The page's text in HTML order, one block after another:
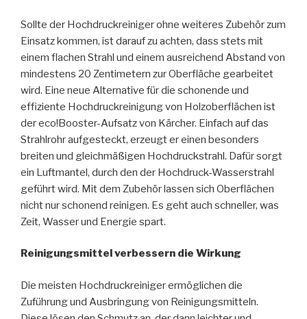
Sollte der Hochdruckreiniger ohne weiteres Zubehör zum
Einsatz kommen, ist darauf zu achten, dass stets mit
einem flachen Strahl und einem ausreichend Abstand von
mindestens 20 Zentimetern zur Oberfläche gearbeitet
wird. Eine neue Alternative für die schonende und
effiziente Hochdruckreinigung von Holzoberflächen ist
der eco!Booster-Aufsatz von Kärcher. Einfach auf das
Strahlrohr aufgesteckt, erzeugt er einen besonders
breiten und gleichmäßigen Hochdruckstrahl. Dafür sorgt
ein Luftmantel, durch den der Hochdruck-Wasserstrahl
geführt wird. Mit dem Zubehör lassen sich Oberflächen
nicht nur schonend reinigen. Es geht auch schneller, was
Zeit, Wasser und Energie spart.
Reinigungsmittel verbessern die Wirkung
Die meisten Hochdruckreiniger ermöglichen die
Zuführung und Ausbringung von Reinigungsmitteln.